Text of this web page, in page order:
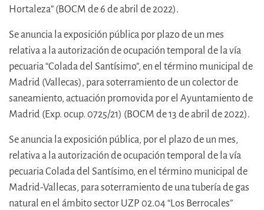
Hortaleza” (BOCM de 6 de abril de 2022).
Se anuncia la exposición pública por plazo de un mes
relativa a la autorización de ocupación temporal de la vía
pecuaria “Colada del Santísimo”, en el término municipal de
Madrid (Vallecas), para soterramiento de un colector de
saneamiento, actuación promovida por el Ayuntamiento de
Madrid (Exp. ocup. 0725/21) (BOCM de 13 de abril de 2022).
Se anuncia la exposición pública, por el plazo de un mes,
relativa a la autorización de ocupación temporal de la vía
pecuaria Colada del Santísimo, en el término municipal de
Madrid-Vallecas, para soterramiento de una tubería de gas
natural en el ámbito sector UZP 02.04 “Los Berrocales”